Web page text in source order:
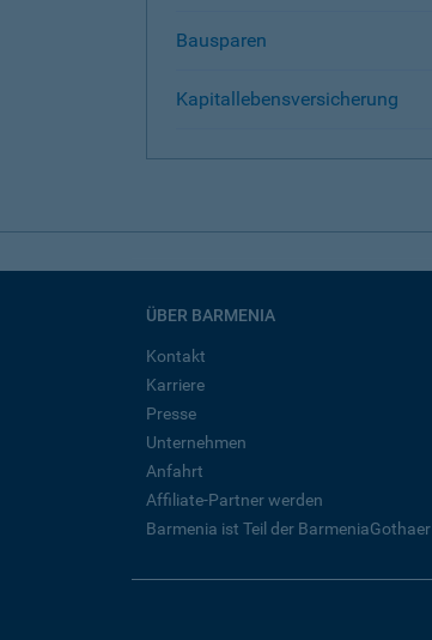
Bausparen
Kapitallebensversicherung
ÜBER BARMENIA
Kontakt
Karriere
Presse
Unternehmen
Anfahrt
Affiliate-Partner werden
Barmenia ist Teil der BarmeniaGothaer